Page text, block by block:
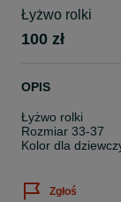
Łyżwo rolki
100 zł
OPIS
Łyżwo rolki
Rozmiar 33-37
Kolor dla
Zgłoś